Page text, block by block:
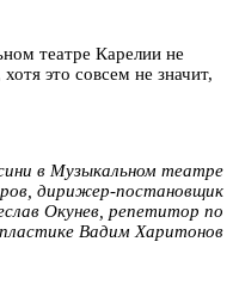
театре Карелии не
это совсем не значит,
в Музыкальном театре
дирижер-постановщик
Окунев, репетитор по
пластике Вадим Харитонов